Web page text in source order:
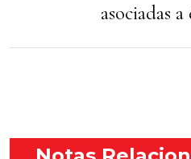
asociadas